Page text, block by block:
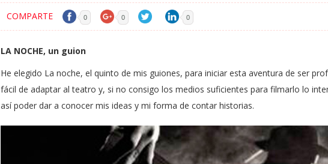
COMPARTE 0 0 0
LA NOCHE, un guion
He elegido La noche, el quinto de mis guiones, para iniciar esta aventura de ser
fácil de adaptar al teatro y, si no consigo los medios suficientes para filmarlo lo
así poder dar a conocer mis ideas y mi forma de contar historias.